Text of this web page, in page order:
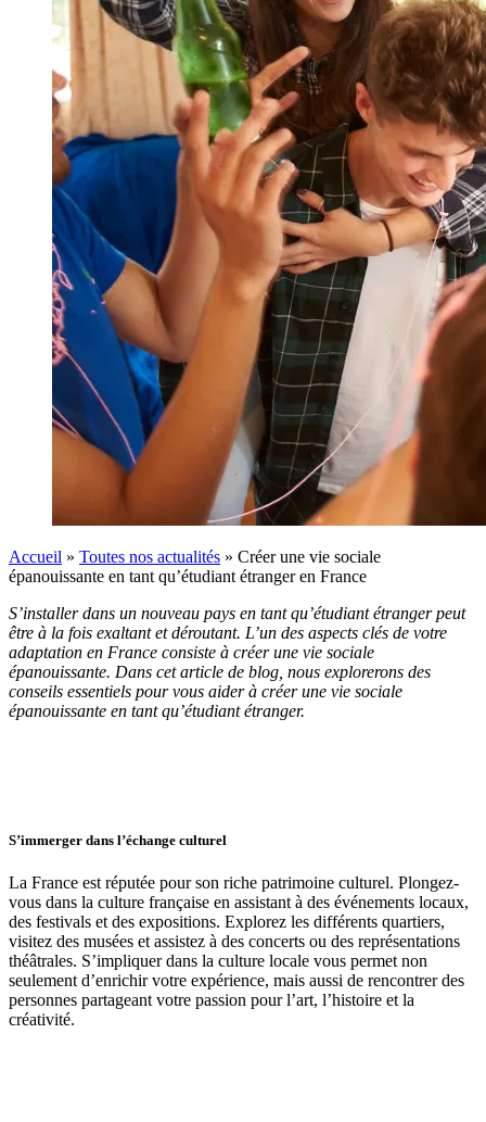
Accueil » Toutes nos actualités » Créer une vie sociale
épanouissante en tant qu’étudiant étranger en France
S’installer dans un nouveau pays en tant qu’étudiant étranger peut
être à la fois exaltant et déroutant. L’un des aspects clés de votre
adaptation en France consiste à créer une vie sociale
épanouissante. Dans cet article de blog, nous explorerons des
conseils essentiels pour vous aider à créer une vie sociale
épanouissante en tant qu’étudiant étranger.
S’immerger dans l’échange culturel
La France est réputée pour son riche patrimoine culturel. Plongez-
vous dans la culture française en assistant à des événements locaux,
des festivals et des expositions. Explorez les différents quartiers,
visitez des musées et assistez à des concerts ou des représentations
théâtrales. S’impliquer dans la culture locale vous permet non
seulement d’enrichir votre expérience, mais aussi de rencontrer des
personnes partageant votre passion pour l’art, l’histoire et la
créativité.